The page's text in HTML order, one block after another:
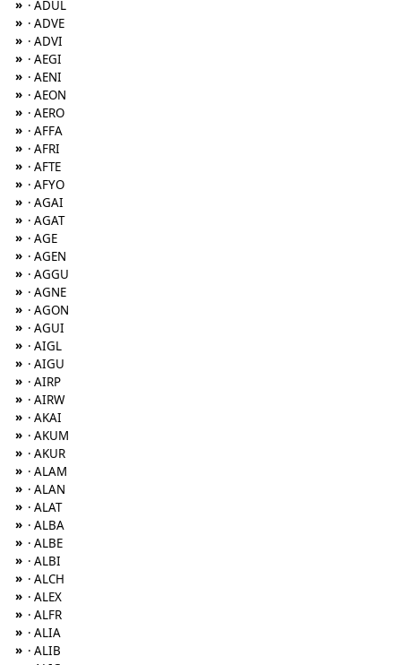
» · ADUL
» · ADVE
» · ADVI
» · AEGI
» · AENI
» · AEON
» · AERO
» · AFFA
» · AFRI
» · AFTE
» · AFYO
» · AGAI
» · AGAT
» · AGE
» · AGEN
» · AGGU
» · AGNE
» · AGON
» · AGUI
» · AIGL
» · AIGU
» · AIRP
» · AIRW
» · AKAI
» · AKUM
» · AKUR
» · ALAM
» · ALAN
» · ALAT
» · ALBA
» · ALBE
» · ALBI
» · ALCH
» · ALEX
» · ALFR
» · ALIA
» · ALIB